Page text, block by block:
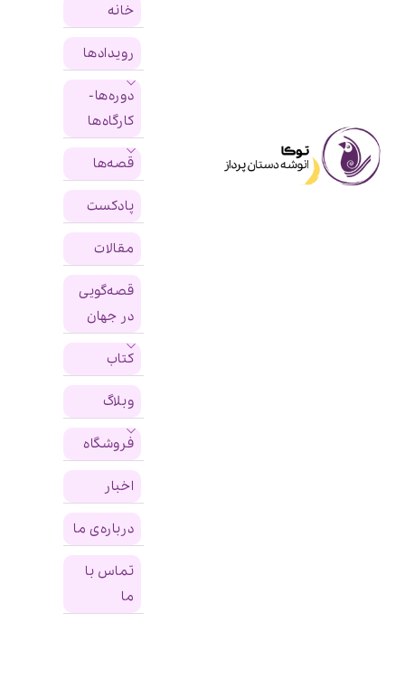
خانه
رویدادها
دوره‌ها-
کارگاه‌ها
قصه‌ها
پادکست
مقالات
قصه‌گویی
در جهان
کتاب‌
وبلاگ
فروشگاه
اخبار
درباره‌ی ما
تماس با
ما